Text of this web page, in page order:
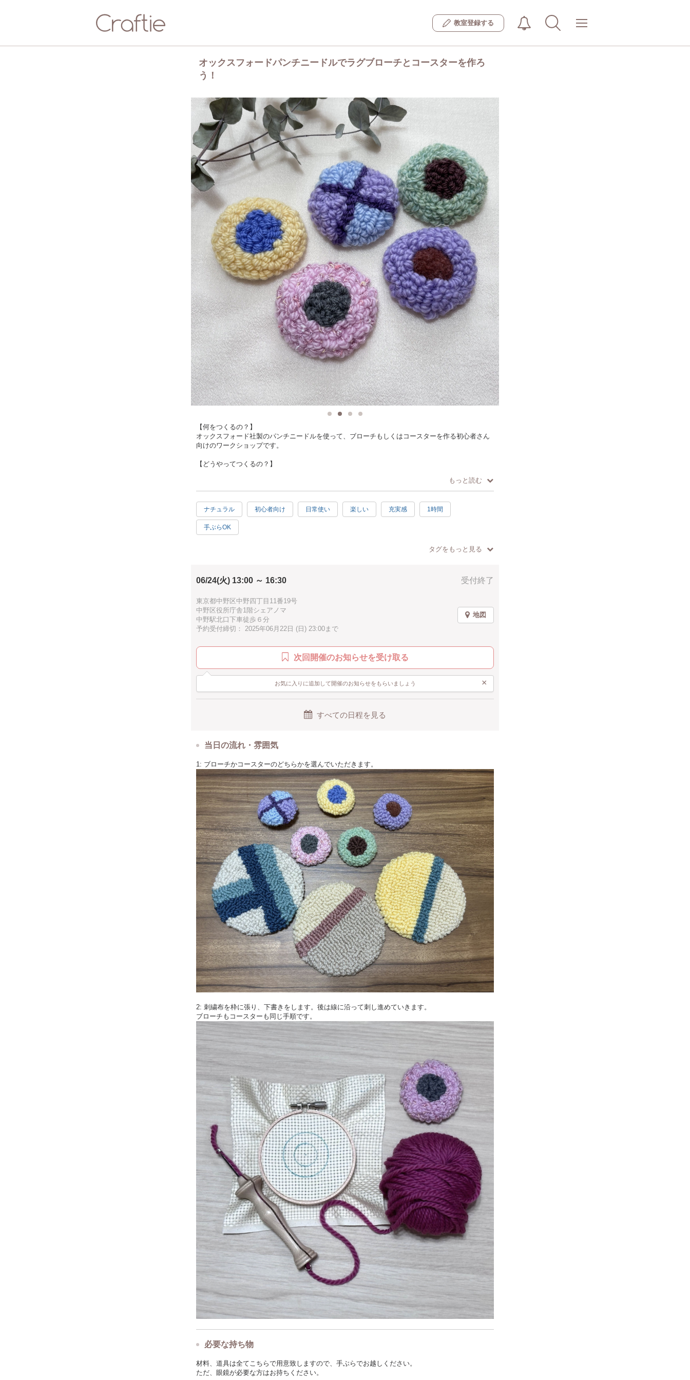
教室登録する
オックスフォードパンチニードルでラグブローチとコースターを作ろ
う！
【何をつくるの？】
オックスフォード社製のパンチニードルを使って、ブローチもしくはコースターを作る初心者さん
向けのワークショップです。
【どうやってつくるの？】
【作品の仕様】
ブローチ：直径約４㎝/コースター：直径約１２㎝
【ここがオススメ！】
大人の方向けのワークショップですが、保護者の方のサポートがあればお子様でもご参加いただけ
ます。ゆっくり丁寧に進行していきますので初めての方でもお気軽に制作できます。
【ぜひ知ってほしい！】
オックスフォード社製のパンチニードルは使い易く、人間工学に基いた設計で作られています。毛
糸でプスプス刺していくと無心になれます。ふわふわモコモコの可愛いモノづくりの楽しさを体験
できます。
もっと読む
ナチュラル 初心者向け 日常使い 楽しい 充実感 1時間
手ぶらOK
タグをもっと見る
受付終了
06/24(火) 13:00 ～ 16:30
東京都中野区中野四丁目11番19号
中野区役所庁舎1階シェアノマ
中野駅北口下車徒歩６分
予約受付締切： 2025年06月22日 (日) 23:00まで
地図
次回開催のお知らせを受け取る
お気に入りに追加して開催のお知らせをもらいましょう ×
すべての日程を見る
当日の流れ・雰囲気
1: ブローチかコースターのどちらかを選んでいただきます。
2: 刺繍布を枠に張り、下書きをします。後は線に沿って刺し進めていきます。
ブローチもコースターも同じ手順です。
必要な持ち物
材料、道具は全てこちらで用意致しますので、手ぶらでお越しください。
ただ、眼鏡が必要な方はお持ちください。